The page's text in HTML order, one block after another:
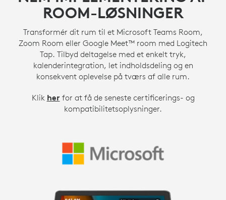
ROOM-LØSNINGER
Transformér dit rum til et Microsoft Teams Room,
Zoom Room eller Google Meet™ room med Logitech
Tap. Tilbyd deltagelse med et enkelt tryk,
kalenderintegration, let indholdsdeling og en
konsekvent oplevelse på tværs af alle rum.
Klik her for at få de seneste certificerings- og
kompatibilitetsoplysninger.